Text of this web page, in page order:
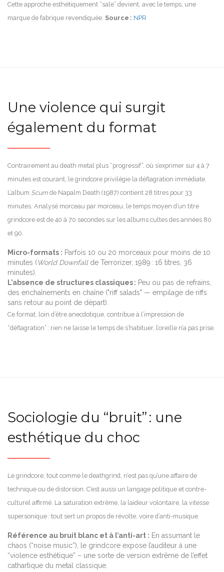
Cette approche esthétiquement “sale” devient, avec le temps, une
marque de fabrique revendiquée. Source : NPR
Une violence qui surgit
également du format
Contrairement au death metal plus “progressif”, où s’exprimer sur 4 à 7
minutes est courant, le grindcore privilégie la déflagration immédiate.
L’album Scum de Napalm Death (1987) contient 28 titres pour 33
minutes. Analysé morceau par morceau, le temps moyen d’un titre
grindcore est de 40 à 70 secondes sur les albums cultes des années 80
et 90.
Micro-formats : Parfois 10 ou 20 morceaux pour moins de 10
minutes (World Downfallde Terrorizer, 1989 : 16 titres, 36
minutes).
L’absence de structures classiques : Peu ou pas de refrains,
des enchaînements en chaîne ("riff salads" — empilage de riffs
sans retour au point de départ).
Ce format, loin d’être anecdotique, contribue à l’impression de
“déflagration” : rien ne laisse le temps de s’habituer, l’oreille n’a pas prise.
Sociologie du “bruit” : une
esthétique du choc
Le grindcore, tout comme le deathgrind, n’est pas qu’une affaire de
technique ou de distorsion. C’est aussi un langage politique et contre-
culturel affirmé. La saturation extrême, la laideur volontaire, la vitesse
supersonique : tout sert un propos de révolte, voire d’anti-musique.
Référence au bruit blanc et à l’anti-art : En assumant le
chaos (“noise music”), le grindcore expose l’auditeur à une
“violence esthétique” – une sorte de version extrême de l’effet
cathartique du metal classique.